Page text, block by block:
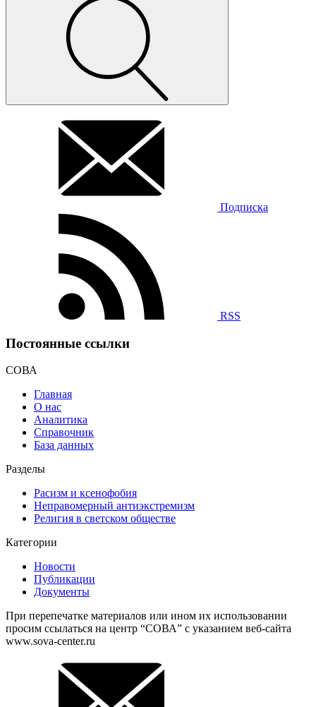
Подписка
RSS
Постоянные ссылки
СОВА
Главная
О нас
Аналитика
Справочник
База данных
Разделы
Расизм и ксенофобия
Неправомерный антиэкстремизм
Религия в светском обществе
Категории
Новости
Публикации
Документы
При перепечатке материалов или ином их использовании
просим ссылаться на центр “СОВА” с указанием веб-сайта
www.sova-center.ru